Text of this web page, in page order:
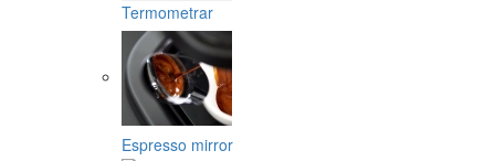
Termometrar
Espresso mirror